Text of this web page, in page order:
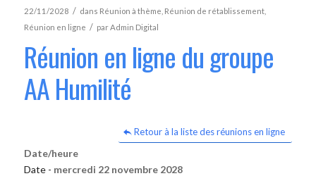
22/11/2028 / dans Réunion à thème Réunion de rétablissement,
Réunion en ligne / parAdmin Digital
Réunion en ligne du groupe
AA Humilité
Retour à la liste des réunions en ligne
Date/heure
Date - mercredi 22 novembre 2028